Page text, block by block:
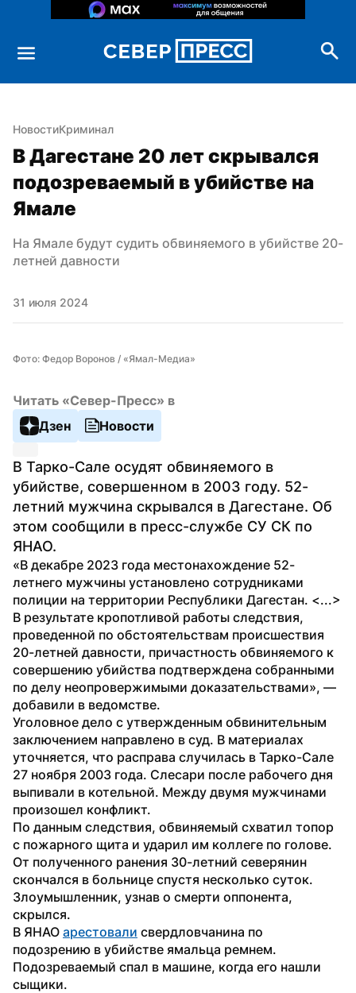
НовостиКриминал
В Дагестане 20 лет скрывался
подозреваемый в убийстве на
Ямале
На Ямале будут судить обвиняемого в убийстве 20-
летней давности
31 июля 2024
Фото: Федор Воронов / «Ямал-Медиа»
Читать «Север-Пресс» в
Дзен
Новости
В Тарко-Сале осудят обвиняемого в
убийстве, совершенном в 2003 году. 52-
летний мужчина скрывался в Дагестане. Об
этом сообщили в пресс-службе СУ СК по
ЯНАО.
«В декабре 2023 года местонахождение 52-
летнего мужчины установлено сотрудниками
полиции на территории Республики Дагестан. <...>
В результате кропотливой работы следствия,
проведенной по обстоятельствам происшествия
20-летней давности, причастность обвиняемого к
совершению убийства подтверждена собранными
по делу неопровержимыми доказательствами», —
добавили в ведомстве.
Уголовное дело с утвержденным обвинительным
заключением направлено в суд. В материалах
уточняется, что расправа случилась в Тарко-Сале
27 ноября 2003 года. Слесари после рабочего дня
выпивали в котельной. Между двумя мужчинами
произошел конфликт.
По данным следствия, обвиняемый схватил топор
с пожарного щита и ударил им коллеге по голове.
От полученного ранения 30-летний северянин
скончался в больнице спустя несколько суток.
Злоумышленник, узнав о смерти оппонента,
скрылся.
В ЯНАО арестовали свердловчанина по
подозрению в убийстве ямальца ремнем.
Подозреваемый спал в машине, когда его нашли
сыщики.